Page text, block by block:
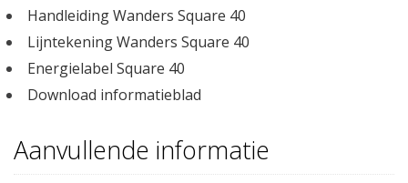
Handleiding Wanders Square 40
Lijntekening Wanders Square 40
Energielabel Square 40
Download informatieblad
Aanvullende informatie